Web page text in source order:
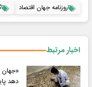
روزنامه جهان اقتصاد
اخبار مرتبط
«جهان
دهد پاییز ۱۴۰۴؛ فصل